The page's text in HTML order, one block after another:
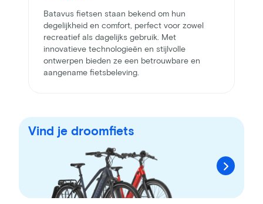
Batavus fietsen staan bekend om hun
degelijkheid en comfort, perfect voor zowel
recreatief als dagelijks gebruik. Met
innovatieve technologieën en stijlvolle
ontwerpen bieden ze een betrouwbare en
aangename fietsbeleving.
Vind je droomfiets